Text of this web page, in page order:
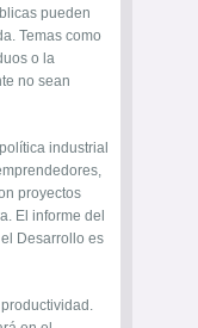
pueden
Temas como
o la
no sean
industrial
proyectos
El informe del
Desarrollo es